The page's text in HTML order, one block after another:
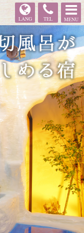
有馬館
LANG TEL MENU